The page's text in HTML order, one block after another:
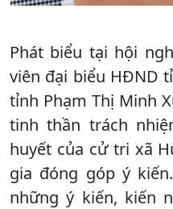
Phát biểu tại hội
viên đại biểu HĐND
tỉnh Phạm Thị Minh
tinh thần trách
huyết của cử tri xã
gia đóng góp ý
những ý kiến, kiến